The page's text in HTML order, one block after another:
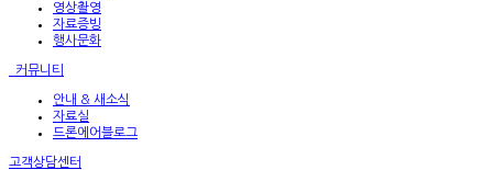
영상촬영
자료증빙
행사문화
커뮤니티
안내 & 새소식
자료실
드론에어블로그
고객상담센터